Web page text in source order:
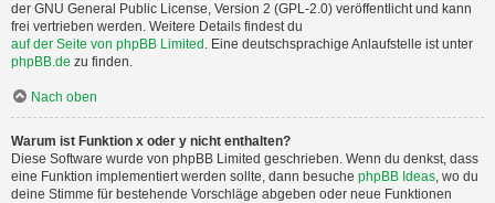
der GNU General Public License, Version 2 (GPL-2.0) veröffentlicht und kann
frei vertrieben werden. Weitere Details findest du
auf der Seite von phpBB Limited . Eine deutschsprachige Anlaufstelle ist unter
phpBB.de zu finden.
Nach oben
Warum ist Funktion x oder y nicht enthalten?
Diese Software wurde von phpBB Limited geschrieben. Wenn du denkst, dass
eine Funktion implementiert werden sollte, dann besuche phpBB Ideas, wo du
deine Stimme für bestehende Vorschläge abgeben oder neue Funktionen